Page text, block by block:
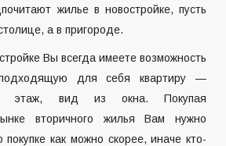
жилье в новостройке, пусть
а в пригороде.
Вы всегда имеете возможность
для себя квартиру —
этаж, вид из окна. Покупая
вторичного жилья Вам нужно
как можно скорее, иначе кто-